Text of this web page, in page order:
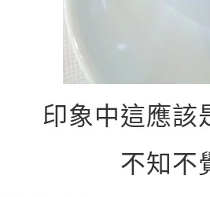
印象中這應該
不知不